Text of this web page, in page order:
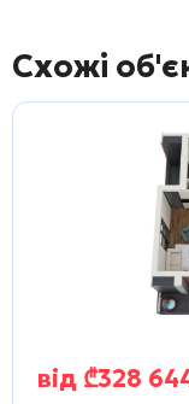
Схожі
від ₾328